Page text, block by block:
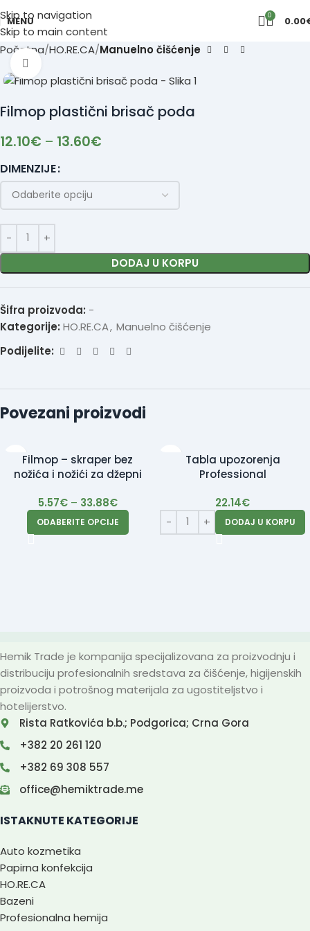
Skip to navigation
Skip to main content
MENU 0 0.00
Početna HO.RE.CA Manuelno čišćenje
Filmop plastični brisač poda
12.10€ – 13.60€
DIMENZIJE
DODAJ U KORPU
Šifra proizvoda: -
Kategorije: HO.RE.CA, Manuelno čišćenje
Podijelite:
Povezani proizvodi
Filmop – skraper bez
nožića i nožići za džepni
5.57€ – 33.88€
ODABERITE OPCIJE
Tabla upozorenja
Professional
22.14€
DODAJ U KORPU
Hemik Trade je kompanija specijalizovana za proizvodnju i
distribuciju profesionalnih sredstava za čišćenje, higijenskih
proizvoda i potrošnog materijala za ugostiteljstvo i
hotelijerstvo.
Rista Ratkovića b.b.; Podgorica; Crna Gora
+382 20 261 120
+382 69 308 557
office@hemiktrade.me
ISTAKNUTE KATEGORIJE
Auto kozmetika
Papirna konfekcija
HO.RE.CA
Bazeni
Profesionalna hemija